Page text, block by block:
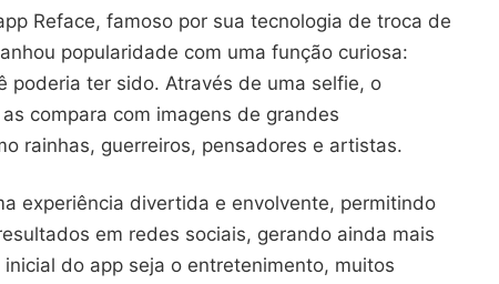
Reface, famoso por sua tecnologia de troca de
popularidade com uma função curiosa:
poderia ter sido. Através de uma selfie, o
compara com imagens de grandes
rainhas, guerreiros, pensadores e artistas.
experiência divertida e envolvente, permitindo
em redes sociais, gerando ainda mais
do app seja o entretenimento, muitos